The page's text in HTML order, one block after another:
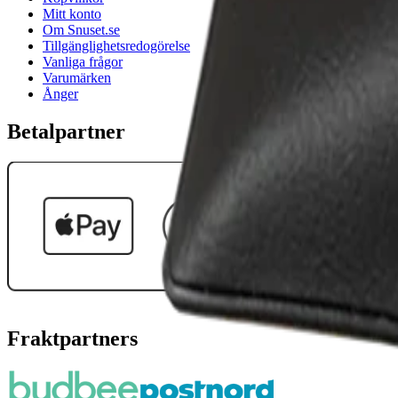
Mitt konto
Om Snuset.se
Tillgänglighetsredogörelse
Vanliga frågor
Varumärken
Ånger
Betalpartner
Fraktpartners